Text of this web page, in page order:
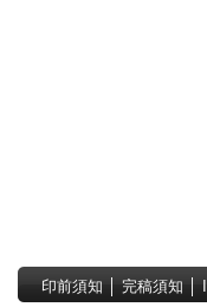
印前須知 完稿須知